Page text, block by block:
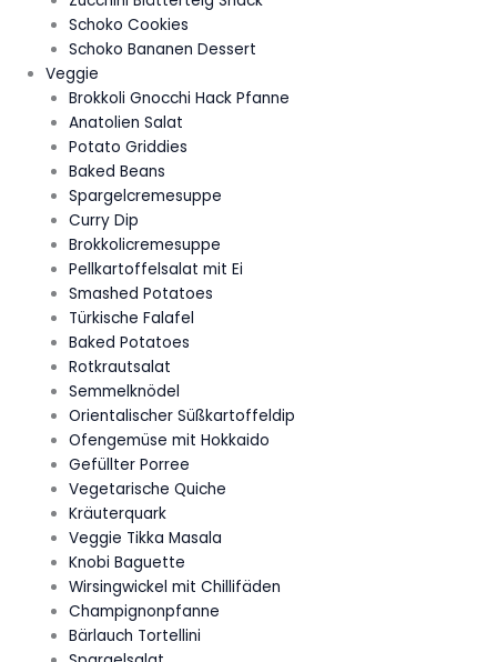
Schoko Cookies
Schoko Bananen Dessert
Veggie
Brokkoli Gnocchi Hack Pfanne
Anatolien Salat
Potato Griddies
Baked Beans
Spargelcremesuppe
Curry Dip
Brokkolicremesuppe
Pellkartoffelsalat mit Ei
Smashed Potatoes
Türkische Falafel
Baked Potatoes
Rotkrautsalat
Semmelknödel
Orientalischer Süßkartoffeldip
Ofengemüse mit Hokkaido
Gefüllter Porree
Vegetarische Quiche
Kräuterquark
Veggie Tikka Masala
Knobi Baguette
Wirsingwickel mit Chillifäden
Champignonpfanne
Bärlauch Tortellini